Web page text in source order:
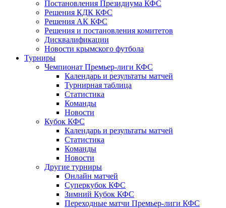
Постановления Президиума КФС
Решения КДК КФС
Решения АК КФС
Решения и постановления комитетов
Дисквалификации
Новости крымского футбола
Турниры
Чемпионат Премьер-лиги КФС
Календарь и результаты матчей
Турнирная таблица
Статистика
Команды
Новости
Кубок КФС
Календарь и результаты матчей
Статистика
Команды
Новости
Другие турниры
Онлайн матчей
Суперкубок КФС
Зимний Кубок КФС
Переходные матчи Премьер-лиги КФС